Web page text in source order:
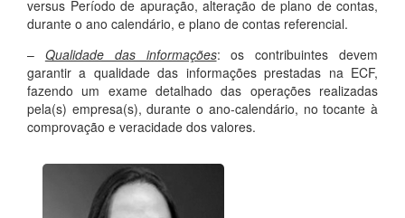
versus Período de apuração, alteração de plano de contas,
durante o ano calendário, e plano de contas referencial.
– Qualidade das informações: os contribuintes devem
garantir a qualidade das informações prestadas na ECF,
fazendo um exame detalhado das operações realizadas
pela(s) empresa(s), durante o ano-calendário, no tocante à
comprovação e veracidade dos valores.